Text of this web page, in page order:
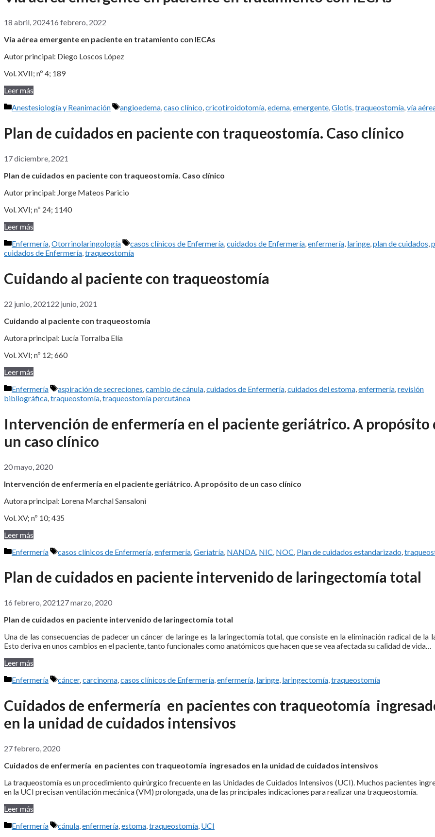
18 abril, 202416 febrero, 2022
Vía aérea emergente en paciente en tratamiento con IECAs
Autor principal: Diego Loscos López
Vol. XVII; nº 4; 189
Leer más
Categorías
Anestesiología y Reanimación Etiquetas
angioedema,caso clínico,cricotiroidotomía,edema,emergente,Glotis,traqueostomía,vía
Plan de cuidados en paciente con traqueostomía. Caso clínico
17 diciembre, 2021
Plan de cuidados en paciente con traqueostomía. Caso clínico
Autor principal: Jorge Mateos Paricio
Vol. XVI; nº 24; 1140
Leer más
Categorías
Enfermería,Otorrinolaringología Etiquetas
casos clínicos de Enfermería,cuidados de Enfermería,enfermería, laringe,plan de cuidados,
cuidados de Enfermería,traqueostomía
Cuidando al paciente con traqueostomía
22 junio, 202122 junio, 2021
Cuidando al paciente con traqueostomía
Autora principal: Lucía Torralba Elía
Vol. XVI; nº 12; 660
Leer más
Categorías
Enfermería Etiquetas
aspiración de secreciones cambio de cánula cuidados de Enfermería cuidados del estoma enfermería revisión
bibliográfica traqueostomía traqueostomía percutánea
Intervención de enfermería en el paciente geriátrico. A propósito
un caso clínico
20 mayo, 2020
Intervención de enfermería en el paciente geriátrico. A propósito de un caso clínico
Autora principal: Lorena Marchal Sansaloni
Vol. XV; nº 10; 435
Leer más
Categorías
Enfermería Etiquetas
casos clínicos de Enfermería enfermería Geriatría NANDA NIC NOC Plan de cuidados estandarizado
Plan de cuidados en paciente intervenido de laringectomía total
16 febrero, 202127 marzo, 2020
Plan de cuidados en paciente intervenido de laringectomía total
Una de las consecuencias de padecer un cáncer de laringe es la laringectomía total, que consiste en la eliminación radical de la
Esto deriva en unos cambios en el paciente, tanto funcionales como anatómicos que hacen que se vea afectada su calidad de vida…
Leer más
Categorías
Enfermería Etiquetas
cáncer,carcinoma,casos clínicos de Enfermería,enfermería, laringe, laringectomía,traqueostomía
Cuidados de enfermería en pacientes con traqueotomía
en la unidad de cuidados intensivos
27 febrero, 2020
Cuidados de enfermería en pacientes con traqueotomía ingresados en la unidad de cuidados intensivos
La traqueostomía es un procedimiento quirúrgico frecuente en las Unidades de Cuidados Intensivos (UCI). Muchos pacientes
en la UCI precisan ventilación mecánica (VM) prolongada, una de las principales indicaciones para realizar una traqueostomía.
Leer más
Categorías
Enfermería Etiquetas
cánula,enfermería,estoma,traqueostomía, UCI